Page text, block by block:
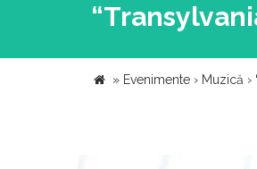
» Evenimente › Muzică ›